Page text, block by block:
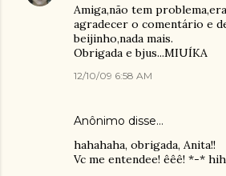
Amiga,não tem
agradecer o comentário e
beijinho,nada mais.
Obrigada e bjus...MIUÍKA
12/10/09 6:58 AM
Anônimo disse…
hahahaha, obrigada, Anita!!
Vc me entendee! êêê! *-*